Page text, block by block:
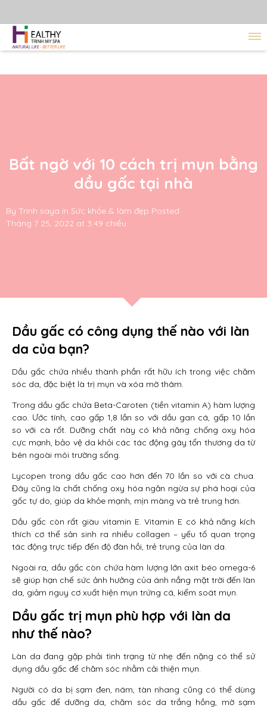
Bất ngờ với 10 cách trị mụn bằng
dầu gấc tại nhà
By Trinh saya in Sức khỏe & làm đẹp Posted
Tháng 7 25, 2022 at 3:49 chiều
Dầu gấc có công dụng thế nào với làn
da của bạn?
Dầu gấc chứa nhiều thành phần rất hữu ích trong việc chăm
sóc da, đặc biệt là trị mụn và xóa mờ thâm.
Trong dầu gấc chứa Beta-Caroten (tiền vitamin A) hàm lượng
cao. Ước tính, cao gấp 1,8 lần so với dầu gan cá, gấp 10 lần
so với cà rốt. Dưỡng chất này có khả năng chống oxy hóa
cực mạnh, bảo vệ da khỏi các tác động gây tổn thương da từ
bên ngoài môi trường sống.
Lycopen trong dầu gấc cao hơn đến 70 lần so với cà chua.
Đây cũng là chất chống oxy hóa ngăn ngừa sự phá hoại của
gốc tự do, giúp da khỏe mạnh, mịn màng và trẻ trung hơn.
Dầu gấc còn rất giàu vitamin E. Vitamin E có khả năng kích
thích cơ thể sản sinh ra nhiều collagen – yếu tố quan trọng
tác động trực tiếp đến độ đàn hồi, trẻ trung của làn da.
Ngoài ra, dầu gấc còn chứa hàm lượng lớn axit béo omega-6
sẽ giúp hạn chế sức ảnh hưởng của ánh nắng mặt trời đến làn
da, giảm nguy cơ xuất hiện mụn trứng cá, kiểm soát mụn.
Dầu gấc trị mụn phù hợp với làn da
như thế nào?
Làn da đang gặp phải tình trạng từ nhẹ đến nặng có thể sử
dụng dầu gấc để chăm sóc nhằm cải thiện mụn.
Người có da bị sạm đen, nám, tàn nhang cũng có thể dùng
dầu gấc để dưỡng da, chăm sóc da trắng hồng, mờ sạm